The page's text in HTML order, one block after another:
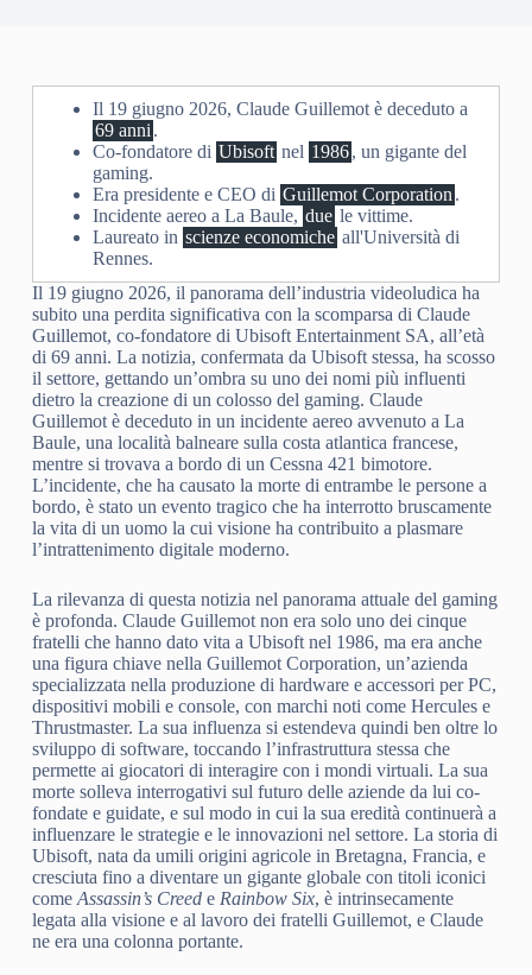
Il 19 giugno 2026, Claude Guillemot è deceduto a
69 anni .
Co-fondatore di Ubisoft nel 1986, un gigante del
gaming.
Era presidente e CEO di Guillemot Corporation .
Incidente aereo a La Baule, due le vittime.
Laureato in scienze economiche all'Università di
Rennes.
Il 19 giugno 2026, il panorama dell’industria videoludica ha
subito una perdita significativa con la scomparsa di Claude
Guillemot, co-fondatore di Ubisoft Entertainment SA, all’età
di 69 anni. La notizia, confermata da Ubisoft stessa, ha scosso
il settore, gettando un’ombra su uno dei nomi più influenti
dietro la creazione di un colosso del gaming. Claude
Guillemot è deceduto in un incidente aereo avvenuto a La
Baule, una località balneare sulla costa atlantica francese,
mentre si trovava a bordo di un Cessna 421 bimotore.
L’incidente, che ha causato la morte di entrambe le persone a
bordo, è stato un evento tragico che ha interrotto bruscamente
la vita di un uomo la cui visione ha contribuito a plasmare
l’intrattenimento digitale moderno.
La rilevanza di questa notizia nel panorama attuale del gaming
è profonda. Claude Guillemot non era solo uno dei cinque
fratelli che hanno dato vita a Ubisoft nel 1986, ma era anche
una figura chiave nella Guillemot Corporation, un’azienda
specializzata nella produzione di hardware e accessori per PC,
dispositivi mobili e console, con marchi noti come Hercules e
Thrustmaster. La sua influenza si estendeva quindi ben oltre lo
sviluppo di software, toccando l’infrastruttura stessa che
permette ai giocatori di interagire con i mondi virtuali. La sua
morte solleva interrogativi sul futuro delle aziende da lui co-
fondate e guidate, e sul modo in cui la sua eredità continuerà a
influenzare le strategie e le innovazioni nel settore. La storia di
Ubisoft, nata da umili origini agricole in Bretagna, Francia, e
cresciuta fino a diventare un gigante globale con titoli iconici
come Assassin’s Creede Rainbow Six, è intrinsecamente
legata alla visione e al lavoro dei fratelli Guillemot, e Claude
ne era una colonna portante.